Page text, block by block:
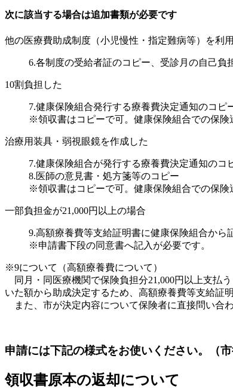
次に該当する場合は追加書類が必要です
他の医療費助成制度（小児慢性・指定難病等）を利
6.各制度の受給者証のコピー、受診月の自己負
10割負担した
7.健康保険組合発行する療養費決定通知のコピ
※領収書はコピーで可。健康保険組合での保険
治療用装具・弱視眼鏡を作成した
7.健康保険組合が発行する療養費決定通知のコ
8.医師の意見書・処方箋等のコピー
※領収書はコピーで可。健康保険組合での保険
一部負担金が21,000円以上の場合
9.高額療養費等支給証明書に健康保険組合か
※申請書下段の同意書へ記入が必要です。
※9について（高額療養費について）
同月・同医療機関で保険負担分21,000円以上支払
いた額から助成決定するため、高額療養費等支給証
また、市が決定内容について保険者に直接問い合
申請には下記の様式をお使いください。（
領収書原本の返却について